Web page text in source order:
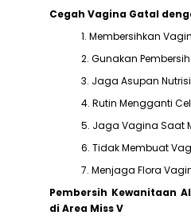
Cegah Vagina Gatal
1. Membersihkan
2. Gunakan
3. Jaga Asupan
4. Rutin Mengganti
5. Jaga Vagina Saat
6. Tidak Membuat
7. Menjaga Flora
Pembersih Kewanitaan
di Area Miss V